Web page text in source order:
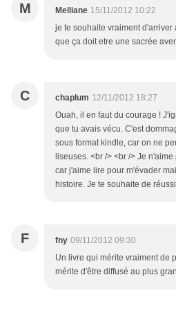
M Melliane 15/11/2012 10:22
je te souhaite vraiment d'arriver
que ça doit etre une sacrée
C chaplum 12/11/2012 18:27
Ouah, il en faut du courage !
que tu avais vécu. C'est
sous format kindle, car on ne
liseuses. <br /> <br /> Je
car j'aime lire pour m'évader
histoire. Je te souhaite de
F fny 09/11/2012 09:30
Un livre qui mérite vraiment de
mérite d'être diffusé au plus